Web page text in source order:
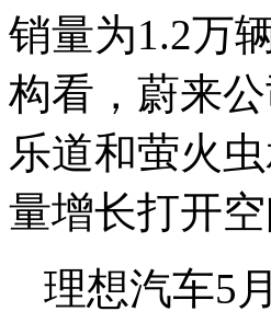
销量为1.2万
构看，蔚来
乐道和萤火
量增长打开空
理想汽车5